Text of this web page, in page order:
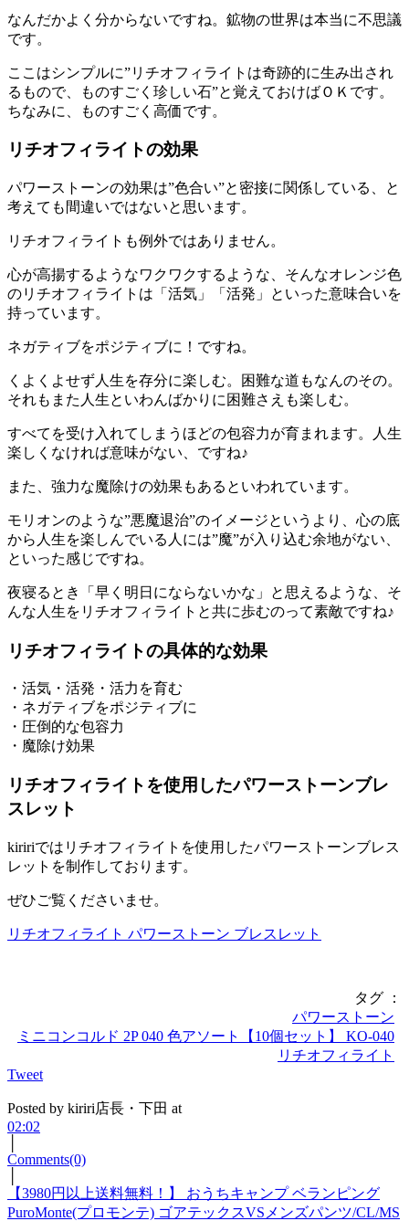
なんだかよく分からないですね。鉱物の世界は本当に不思議
です。
ここはシンプルに”リチオフィライトは奇跡的に生み出され
るもので、ものすごく珍しい石”と覚えておけばＯＫです。
ちなみに、ものすごく高価です。
リチオフィライトの効果
パワーストーンの効果は”色合い”と密接に関係している、と
考えても間違いではないと思います。
リチオフィライトも例外ではありません。
心が高揚するようなワクワクするような、そんなオレンジ色
のリチオフィライトは「活気」「活発」といった意味合いを
持っています。
ネガティブをポジティブに！ですね。
くよくよせず人生を存分に楽しむ。困難な道もなんのその。
それもまた人生といわんばかりに困難さえも楽しむ。
すべてを受け入れてしまうほどの包容力が育まれます。人生
楽しくなければ意味がない、ですね♪
また、強力な魔除けの効果もあるといわれています。
モリオンのような”悪魔退治”のイメージというより、心の底
から人生を楽しんでいる人には”魔”が入り込む余地がない、
といった感じですね。
夜寝るとき「早く明日にならないかな」と思えるような、そ
んな人生をリチオフィライトと共に歩むのって素敵ですね♪
リチオフィライトの具体的な効果
・活気・活発・活力を育む
・ネガティブをポジティブに
・圧倒的な包容力
・魔除け効果
リチオフィライトを使用したパワーストーンブレ
スレット
kiririではリチオフィライトを使用したパワーストーンブレス
レットを制作しております。
ぜひご覧くださいませ。
リチオフィライト パワーストーン ブレスレット
タグ ：
パワーストーン
ミニコンコルド 2P 040 色アソート【10個セット】 KO-040
リチオフィライト
Tweet
Posted by kiriri店長・下田 at
02:02
Comments(0)
【3980円以上送料無料！】 おうちキャンプ ベランピング
PuroMonte(プロモンテ) ゴアテックスVSメンズパンツ/CL/MS